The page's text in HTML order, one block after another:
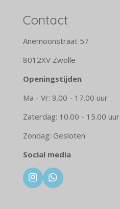
Contact
Anemoonstraat 57
8012XV Zwolle
Openingstijden
Ma - Vr: 9.00 - 17.00 uur
Zaterdag: 10.00 - 15.00 uur
Zondag: Gesloten
Social media
I
n
W
h